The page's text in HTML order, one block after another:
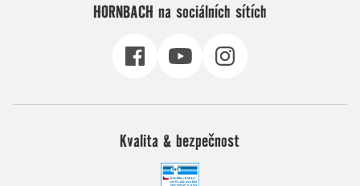
HORNBACH na sociálních sítích
Kvalita & bezpečnost